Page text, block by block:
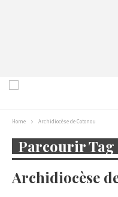
Home Archidiocèse de Cotonou
Parcourir Tag
Archidiocèse